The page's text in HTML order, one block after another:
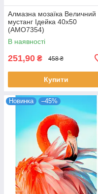
Алмазна мозаїка Величний
мустанг Ідейка 40х50
(AMO7354)
В наявності
251,90 ₴ 458 ₴
Купити
Новинка –45%